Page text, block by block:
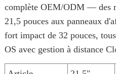
complète OEM/ODM — des
21,5 pouces aux panneaux
fort impact de 32 pouces,
OS avec gestion à distance